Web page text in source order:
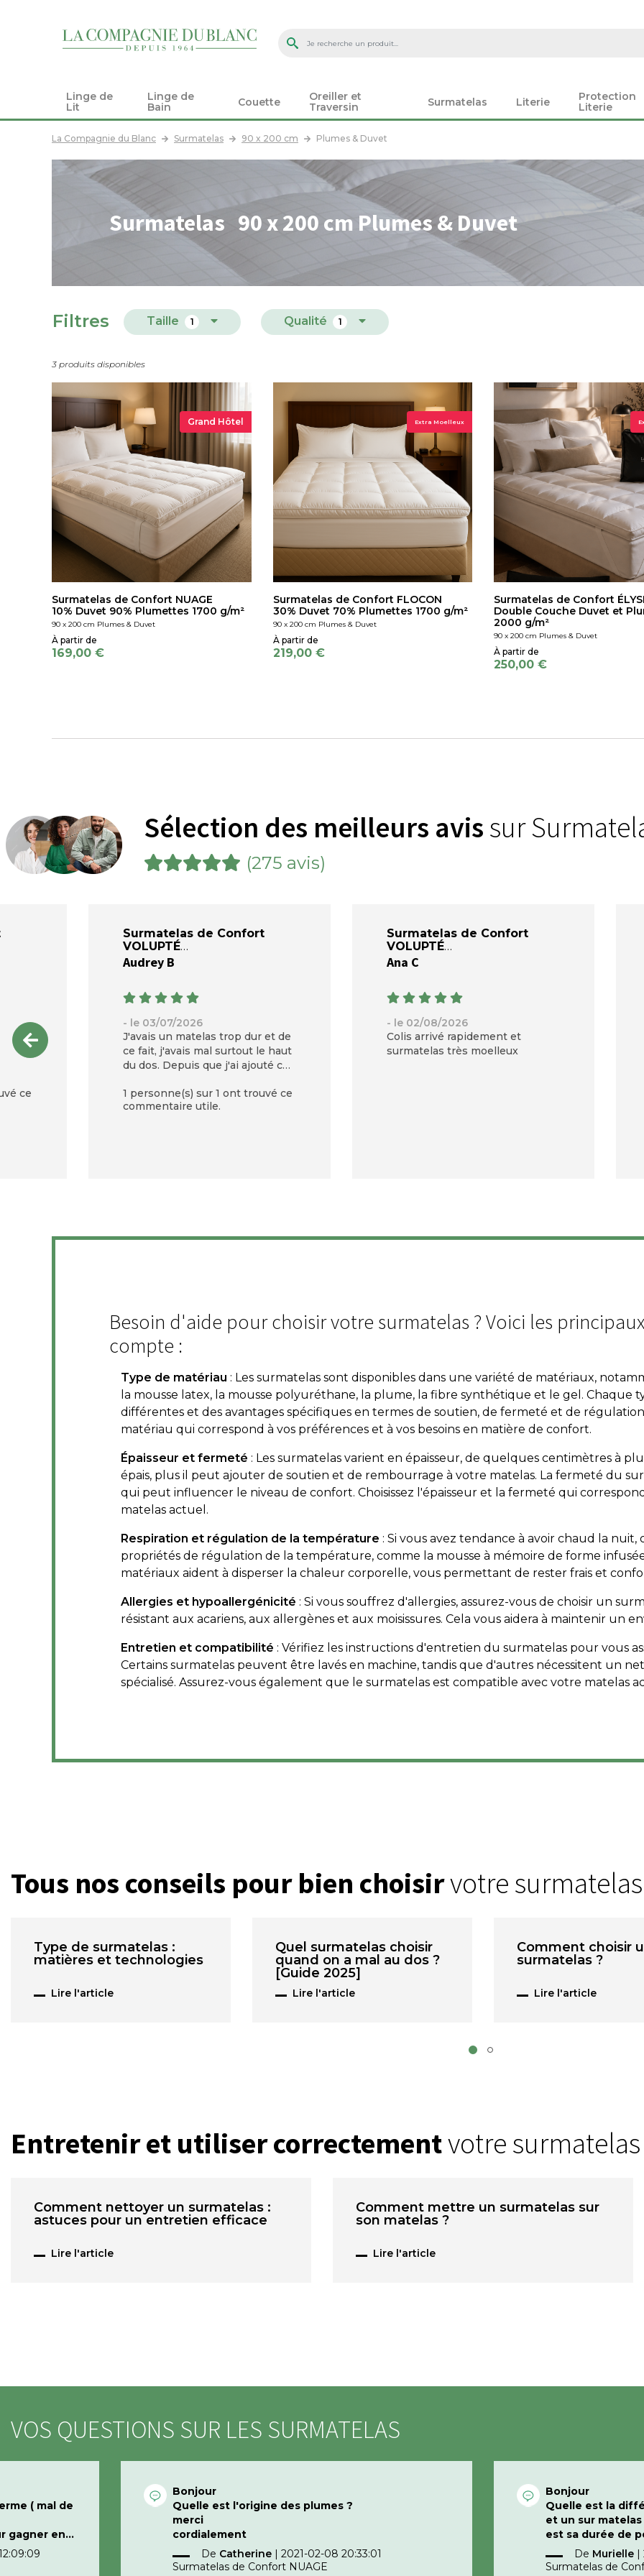
Linge de
Lit
Linge de
Bain
Couette
Oreiller et
Traversin
Surmatelas Literie
Protection
Literie
La Compagnie du Blanc Surmatelas 90 x 200 cm Plumes & Duvet
Surmatelas 90 x 200 cm Plumes & Duvet
Filtres Taille 1 Qualité 1
3 produits disponibles
Grand Hôtel
Surmatelas de Confort NUAGE
10% Duvet 90% Plumettes 1700 g/m²
90 x 200 cm Plumes & Duvet
169,00 €
Extra Moelleux
Surmatelas de Confort FLOCON
30% Duvet 70% Plumettes 1700 g/m²
90 x 200 cm Plumes & Duvet
219,00 €
Surmatelas de Confort
Double Couche Duvet et
2000 g/m²
90 x 200 cm Plumes & Duvet
250,00 €
Sélection des meilleurs avis sur
(275 avis)
ce
Surmatelas de Confort
VOLUPTÉ
Audrey B
- le 03/07/2026
J'avais un matelas trop dur et de
ce fait, j'avais mal surtout le haut
du dos. Depuis que j'ai ajouté ce
plus mal.
1 personne(s) sur 1 ont trouvé ce
commentaire utile.
Surmatelas de Confort
VOLUPTÉ
Ana C
- le 02/08/2026
Colis arrivé rapidement et
surmatelas très moelleux
Besoin d'aide pour choisir votre surmatelas ? Voici les
compte :
Type de matériau : Les surmatelas sont disponibles dans une variété de matériaux,
la mousse latex, la mousse polyuréthane, la plume, la fibre synthétique et le gel. Chaque
différentes et des avantages spécifiques en termes de soutien, de fermeté et de
matériau qui correspond à vos préférences et à vos besoins en matière de confort.
Épaisseur et fermeté : Les surmatelas varient en épaisseur, de quelques centimètres à
épais, plus il peut ajouter de soutien et de rembourrage à votre matelas. La fermeté du
qui peut influencer le niveau de confort. Choisissez l'épaisseur et la fermeté qui
matelas actuel.
Respiration et régulation de la température : Si vous avez tendance à avoir chaud la
propriétés de régulation de la température, comme la mousse à mémoire de forme
matériaux aident à disperser la chaleur corporelle, vous permettant de rester frais et
Allergies et hypoallergénicité : Si vous souffrez d'allergies, assurez-vous de choisir un
résistant aux acariens, aux allergènes et aux moisissures. Cela vous aidera à maintenir un
Entretien et compatibilité : Vérifiez les instructions d'entretien du surmatelas pour vous
Certains surmatelas peuvent être lavés en machine, tandis que d'autres nécessitent un
spécialisé. Assurez-vous également que le surmatelas est compatible avec votre matelas
Tous nos conseils pour bien choisirvotre
Type de surmatelas :
matières et technologies
Lire l'article
Quel surmatelas choisir
quand on a mal au dos ?
[Guide 2025]
Lire l'article
Comment choisir
surmatelas ?
Lire l'article
Entretenir et utiliser correctementvotre
Comment nettoyer un surmatelas :
astuces pour un entretien efficace
Lire l'article
Comment mettre un surmatelas sur
son matelas ?
Lire l'article
VOS QUESTIONS SUR LES SURMATELAS
( mal de
gagner en
dos
Bonjour
Quelle est l'origine des plumes ?
merci
cordialement
De Catherine | 2021-02-08 20:33:01
Surmatelas de Confort NUAGE
Bonjour
Quelle est la
et un sur
est sa durée de
certain temps ne
niveau des
De Murielle |
Surmatelas de